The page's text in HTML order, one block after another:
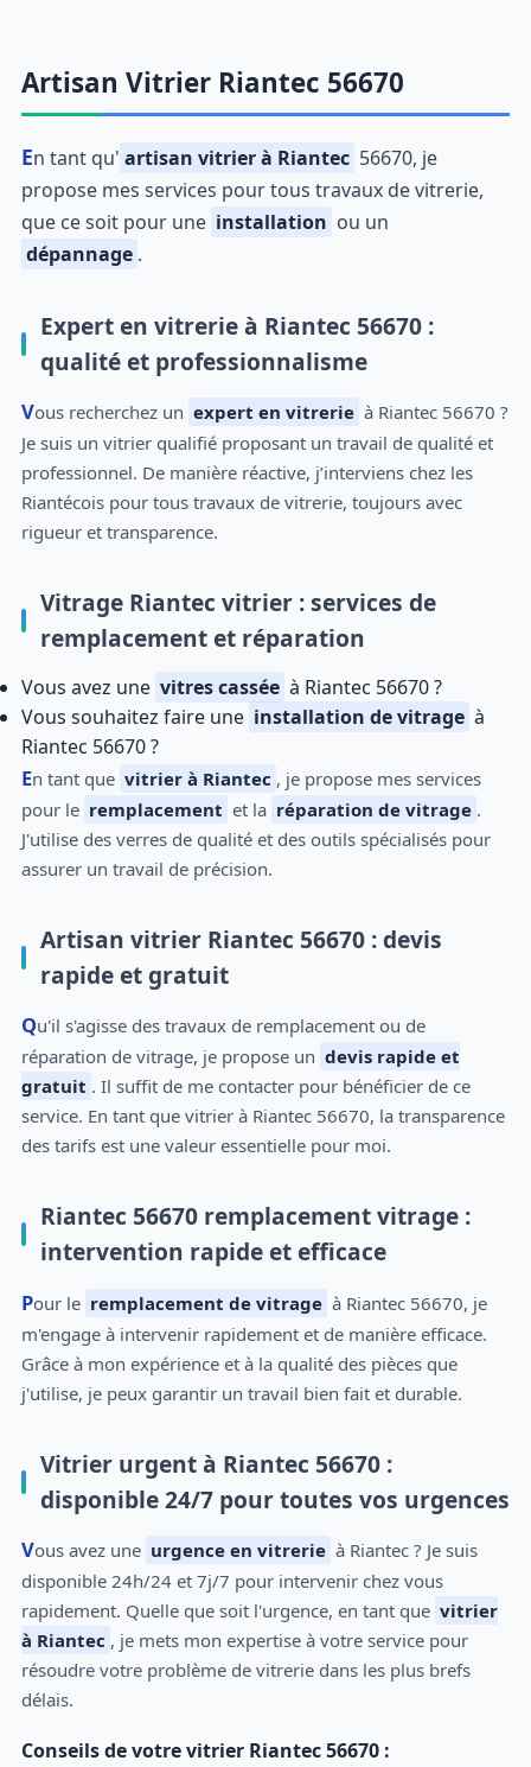
Artisan Vitrier Riantec 56670
En tant qu' artisan vitrier à Riantec 56670, je
propose mes services pour tous travaux de vitrerie,
que ce soit pour une installation ou un
dépannage .
Expert en vitrerie à Riantec 56670 :
qualité et professionnalisme
Vous recherchez un expert en vitrerie à Riantec 56670 ?
Je suis un vitrier qualifié proposant un travail de qualité et
professionnel. De manière réactive, j’interviens chez les
Riantécois pour tous travaux de vitrerie, toujours avec
rigueur et transparence.
Vitrage Riantec vitrier : services de
remplacement et réparation
Vous avez une vitres cassée à Riantec 56670 ?
Vous souhaitez faire une installation de vitrage à
Riantec 56670 ?
En tant que vitrier à Riantec , je propose mes services
pour le remplacement et la réparation de vitrage .
J'utilise des verres de qualité et des outils spécialisés pour
assurer un travail de précision.
Artisan vitrier Riantec 56670 : devis
rapide et gratuit
Qu'il s'agisse des travaux de remplacement ou de
réparation de vitrage, je propose un devis rapide et
gratuit . Il suffit de me contacter pour bénéficier de ce
service. En tant que vitrier à Riantec 56670, la transparence
des tarifs est une valeur essentielle pour moi.
Riantec 56670 remplacement vitrage :
intervention rapide et efficace
Pour le remplacement de vitrage à Riantec 56670, je
m'engage à intervenir rapidement et de manière efficace.
Grâce à mon expérience et à la qualité des pièces que
j'utilise, je peux garantir un travail bien fait et durable.
Vitrier urgent à Riantec 56670 :
disponible 24/7 pour toutes vos urgences
Vous avez une urgence en vitrerie à Riantec ? Je suis
disponible 24h/24 et 7j/7 pour intervenir chez vous
rapidement. Quelle que soit l'urgence, en tant que vitrier
à Riantec , je mets mon expertise à votre service pour
résoudre votre problème de vitrerie dans les plus brefs
délais.
Conseils de votre vitrier Riantec 56670 :